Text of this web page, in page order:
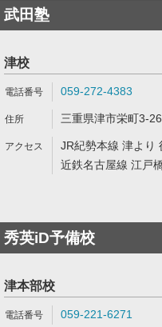
武田塾
津校
059-272-4383
三重県津市栄町3-
JR紀勢本線 津より
近鉄名古屋線 江戸
秀英iD予備校
津本部校
059-221-6271